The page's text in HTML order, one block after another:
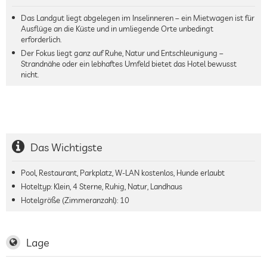
Das Landgut liegt abgelegen im Inselinneren – ein Mietwagen ist für
Ausflüge an die Küste und in umliegende Orte unbedingt
erforderlich.
Der Fokus liegt ganz auf Ruhe, Natur und Entschleunigung –
Strandnähe oder ein lebhaftes Umfeld bietet das Hotel bewusst
nicht.
Das Wichtigste
Pool, Restaurant, Parkplatz, W-LAN kostenlos, Hunde erlaubt
Hoteltyp: Klein, 4 Sterne, Ruhig, Natur, Landhaus
Hotelgröße (Zimmeranzahl): 10
Lage